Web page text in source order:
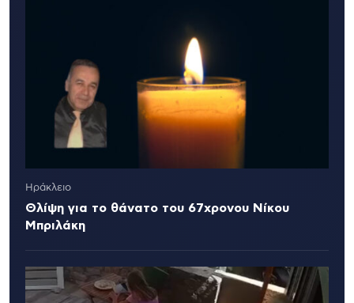
Ηράκλειο
Θλίψη για το θάνατο του 67χρονου Νίκου
Μπριλάκη